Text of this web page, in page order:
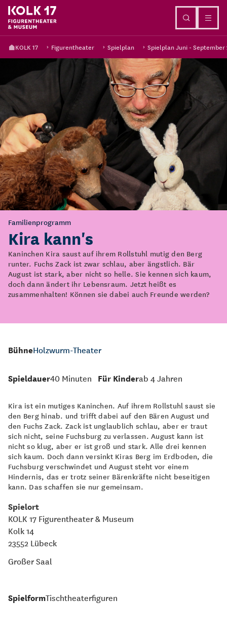
KOLK 17 Figurentheater Spielplan Spielplan Juni - September
Familienprogramm
Kira kann's
Kaninchen Kira saust auf ihrem Rollstuhl mutig den Berg
runter. Fuchs Zack ist zwar schlau, aber ängstlich. Bär
August ist stark, aber nicht so helle. Sie kennen sich kaum,
doch dann ändert ihr Lebensraum. Jetzt heißt es
zusammenhalten! Können sie dabei auch Freunde werden?
Kira ist ein mutiges Kaninchen. Auf ihrem Rollstuhl saust sie
den Berg hinab. und trifft dabei auf den Bären August und
den Fuchs Zack. Zack ist unglaublich schlau, aber er traut
sich nicht, seine Fuchsburg zu verlassen. August kann ist
nicht so klug, aber er ist groß und stark. Alle drei kennen
sich kaum. Doch dann versinkt Kiras Berg im Erdboden, die
Fuchsburg verschwindet und August steht vor einem
Hindernis, das er trotz seiner Bärenkräfte nicht beseitigen
kann. Das schaffen sie nur gemeinsam.
Spielort
KOLK 17 Figurentheater & Museum
Kolk 14
23552 Lübeck
Großer Saal
SpielformTischtheaterfiguren
BühneHolzwurm-Theater
Spieldauer40 Minuten Für Kinderab 4 Jahren